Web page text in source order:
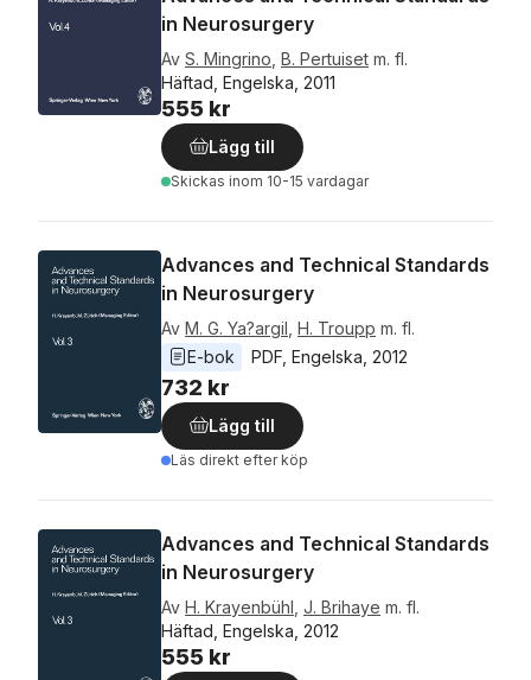
in Neurosurgery
Av S. Mingrino B. Pertuiset m. fl.
Häftad, Engelska, 2011
555 kr
Lägg till
Skickas inom 10-15 vardagar
Advances and Technical Standards
in Neurosurgery
Av M. G. Ya?argil H. Troupp m. fl.
E-bok
PDF Engelska 2012
732 kr
Lägg till
Läs direkt efter köp
Advances and Technical Standards
in Neurosurgery
Av H. Krayenbühl J. Brihaye m. fl.
Häftad, Engelska, 2012
555 kr